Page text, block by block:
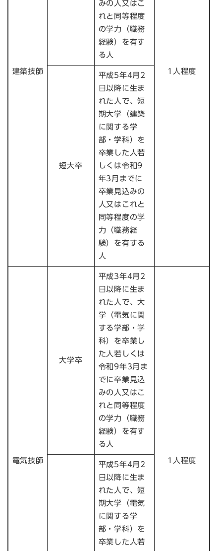
建築技師
みの人又はこ
れと同等程度
の学力（職務
経験）を有す
る人
1人程度
短大卒
平成5年4月2
日以降に生ま
れた人で、短
期大学（建築
に関する学
部・学科）を
卒業した人若
しくは令和9
年3月までに
卒業見込みの
人又はこれと
同等程度の学
力（職務経
験）を有する
人
電気技師
大学卒
平成3年4月2
日以降に生ま
れた人で、大
学（電気に関
する学部・学
科）を卒業し
た人若しくは
令和9年3月ま
でに卒業見込
みの人又はこ
れと同等程度
の学力（職務
経験）を有す
る人
1人程度
平成5年4月2
日以降に生ま
れた人で、短
期大学（電気
に関する学
部・学科）を
卒業した人若